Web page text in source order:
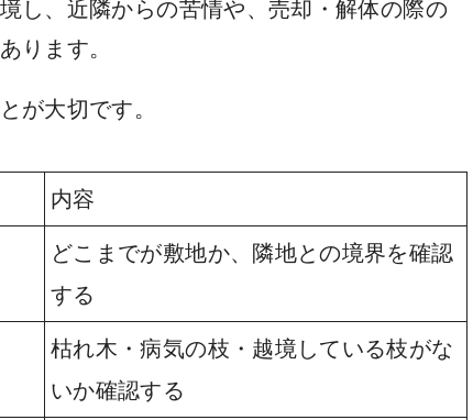
し、近隣からの苦情や、売却・解体の際の
ります。
が大切です。
内容
どこまでが敷地か、隣地との境界を確認
する
枯れ木・病気の枝・越境している枝がな
いか確認する